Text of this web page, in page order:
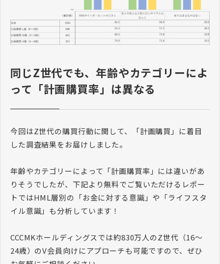
同じZ世代でも、年齢やカテゴリーによ
って「計画購買率」は異なる
今回はZ世代の購買行動に関して、「計画購買」に着目
した調査結果をお届けしました。
年齢やカテゴリーによって「計画購買率」には違いがあ
りそうでしたが、下記より無料でご覧いただけるレポー
トではHML層別の「お金に対する意識」や「ライフスタ
イル意識」も分析しています！
CCCMKホールディングスでは約830万人のZ世代（16～
24歳）のV会員向けにアプローチも可能ですので、ぜひ